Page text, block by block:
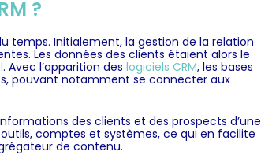
?
temps. Initialement, la gestion de la relation
Les données des clients étaient alors le
. Avec l’apparition des logiciels CRM, les bases
pouvant notamment se connecter aux
des clients et des prospects d’une
outils, comptes et systèmes, ce qui en facilite
de contenu.